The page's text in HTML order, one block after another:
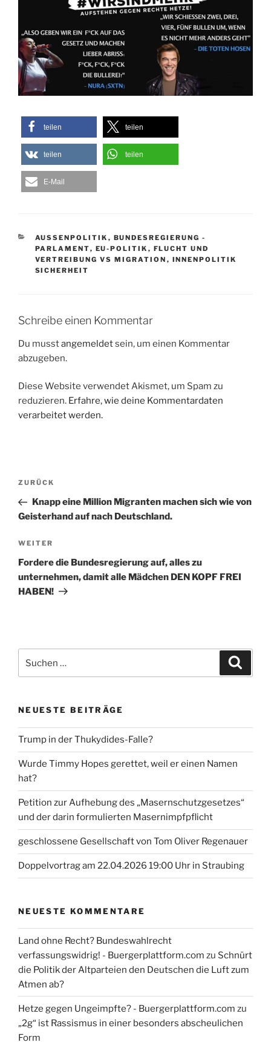
teilen teilen
teilen teilen
E-Mail
KATEGORIEN
AUSSENPOLITIK , BUNDESREGIERUNG -
PARLAMENT, EU-POLITIK , FLUCHT UND
VERTREIBUNG VS MIGRATION , INNENPOLITIK
SICHERHEIT
Schreibe einen Kommentar
Du musstangemeldetsein, um einen Kommentar
abzugeben.
Diese Website verwendet Akismet, um Spam zu
reduzieren. Erfahre, wie deine Kommentardaten
verarbeitet werden.
Beitragsnavigation
Vorheriger
Beitrag
ZURÜCK
Knapp eine Million Migranten machen sich wie von
Geisterhand auf nach Deutschland.
Nächster
Beitrag
WEITER
Fordere die Bundesregierung auf, alles zu
unternehmen, damit alle Mädchen DEN KOPF FREI
HABEN!
nach:
NEUESTE BEITRÄGE
Trump in der Thukydides-Falle?
Wurde Timmy Hopes gerettet, weil er einen Namen
hat?
Petition zur Aufhebung des „Masernschutzgesetzes“
und der darin formulierten Masernimpfpflicht
geschlossene Gesellschaft von Tom Oliver Regenauer
Doppelvortrag am 22.04.2026 19:00 Uhr in Straubing
NEUESTE KOMMENTARE
Land ohne Recht? Bundeswahlrecht
verfassungswidrig! - Buergerplattform.com zu Schnürt
die Politik der Altparteien den Deutschen die Luft zum
Atmen ab?
Hetze gegen Ungeimpfte? - Buergerplattform.com zu
„2g“ ist Rassismus in einer besonders abscheulichen
Form